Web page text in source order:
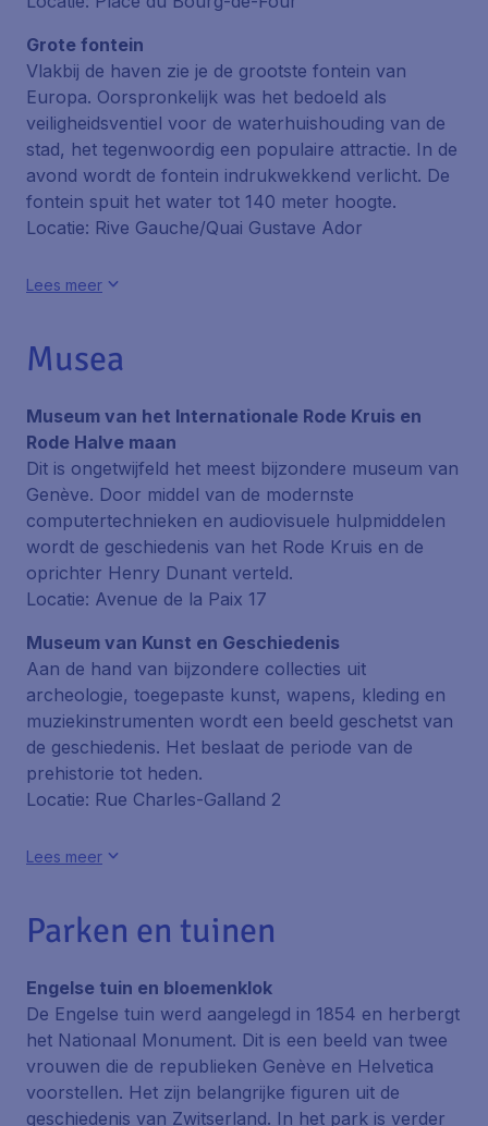
Grote fontein
Vlakbij de haven zie je de grootste fontein van
Europa. Oorspronkelijk was het bedoeld als
veiligheidsventiel voor de waterhuishouding van de
stad, het tegenwoordig een populaire attractie. In de
avond wordt de fontein indrukwekkend verlicht. De
fontein spuit het water tot 140 meter hoogte.
Locatie: Rive Gauche/Quai Gustave Ador
Lees meer
Musea
Museum van het Internationale Rode Kruis en
Rode Halve maan
Dit is ongetwijfeld het meest bijzondere museum van
Genève. Door middel van de modernste
computertechnieken en audiovisuele hulpmiddelen
wordt de geschiedenis van het Rode Kruis en de
oprichter Henry Dunant verteld.
Locatie: Avenue de la Paix 17
Museum van Kunst en Geschiedenis
Aan de hand van bijzondere collecties uit
archeologie, toegepaste kunst, wapens, kleding en
muziekinstrumenten wordt een beeld geschetst van
de geschiedenis. Het beslaat de periode van de
prehistorie tot heden.
Locatie: Rue Charles-Galland 2
Lees meer
Parken en tuinen
Engelse tuin en bloemenklok
De Engelse tuin werd aangelegd in 1854 en herbergt
het Nationaal Monument. Dit is een beeld van twee
vrouwen die de republieken Genève en Helvetica
voorstellen. Het zijn belangrijke figuren uit de
geschiedenis van Zwitserland. In het park is verder